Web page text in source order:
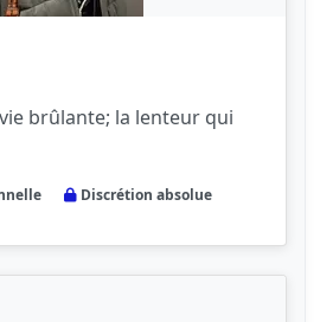
brûlante; la lenteur qui
Discrétion absolue